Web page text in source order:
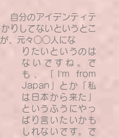
自分のアイデンティテ
りしてないというとこ
が、元々○○人にな
りたいというのは
ないですね。で
も、「I’m from
Japan」とか「私
は日本から来た」
というふうにやっ
ぱり言いたいかも
しれないです。で